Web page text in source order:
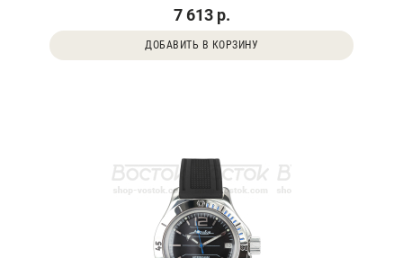
7 613 р.
ДОБАВИТЬ В КОРЗИНУ